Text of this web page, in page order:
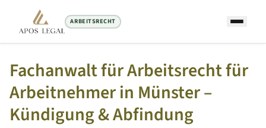
ARBEITSRECHT
Startseite/Arbeitsrecht Anwalt
Fachanwalt für Arbeitsrecht für
Arbeitnehmer in Münster–
Kündigung & Abfindung